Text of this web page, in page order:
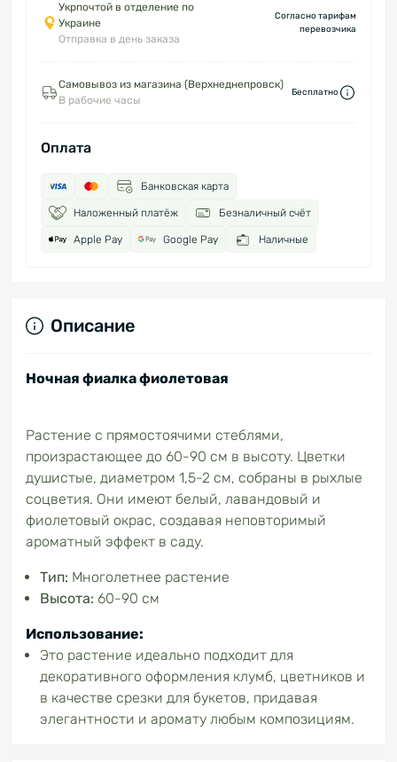
Укрпочтой в отделение по
Украине
Отправка в день заказа
Согласно тарифам
перевозчика
Самовывоз из магазина (Верхнеднепровск)
В рабочие часы
Бесплатно
Оплата
Банковская карта
Наложенный платёж Безналичный счёт
Apple Pay Google Pay Наличные
Описание
Ночная фиалка фиолетовая
Растение с прямостоячими стеблями,
произрастающее до 60-90 см в высоту. Цветки
душистые, диаметром 1,5-2 см, собраны в рыхлые
соцветия. Они имеют белый, лавандовый и
фиолетовый окрас, создавая неповторимый
ароматный эффект в саду.
Тип: Многолетнее растение
Высота: 60-90 см
Использование:
Это растение идеально подходит для
декоративного оформления клумб, цветников и
в качестве срезки для букетов, придавая
элегантности и аромату любым композициям.